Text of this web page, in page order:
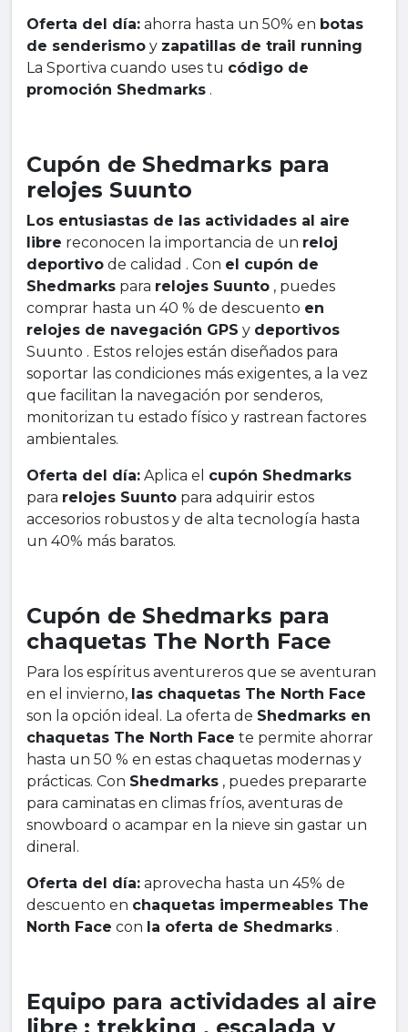
Oferta del día: ahorra hasta un 50% en botas
de senderismo y zapatillas de trail running
La Sportiva cuando uses tu código de
promoción Shedmarks .
Cupón de Shedmarks para
relojes Suunto
Los entusiastas de las actividades al aire
libre reconocen la importancia de un reloj
deportivo de calidad . Con el cupón de
Shedmarks para relojes Suunto , puedes
comprar hasta un 40 % de descuento en
relojes de navegación GPS y deportivos
Suunto . Estos relojes están diseñados para
soportar las condiciones más exigentes, a la vez
que facilitan la navegación por senderos,
monitorizan tu estado físico y rastrean factores
ambientales.
Oferta del día: Aplica el cupón Shedmarks
para relojes Suunto para adquirir estos
accesorios robustos y de alta tecnología hasta
un 40% más baratos.
Cupón de Shedmarks para
chaquetas The North Face
Para los espíritus aventureros que se aventuran
en el invierno, las chaquetas The North Face
son la opción ideal. La oferta de Shedmarks en
chaquetas The North Face te permite ahorrar
hasta un 50 % en estas chaquetas modernas y
prácticas. Con Shedmarks , puedes prepararte
para caminatas en climas fríos, aventuras de
snowboard o acampar en la nieve sin gastar un
dineral.
Oferta del día: aprovecha hasta un 45% de
descuento en chaquetas impermeables The
North Face con la oferta de Shedmarks .
Equipo para actividades al aire